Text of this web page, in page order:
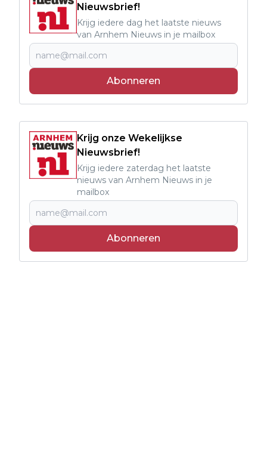
Nieuwsbrief!
Krijg iedere dag het laatste nieuws
van Arnhem Nieuws in je mailbox
Abonneren
Krijg onze Wekelijkse
Nieuwsbrief!
Krijg iedere zaterdag het laatste
nieuws van Arnhem Nieuws in je
mailbox
Abonneren